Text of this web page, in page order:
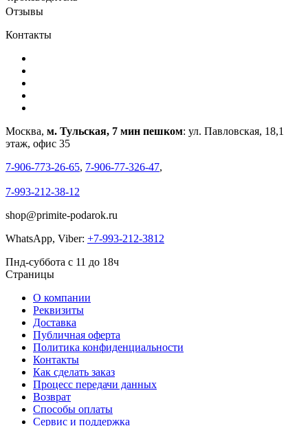
Отзывы
Контакты
Москва, м. Тульская, 7 мин пешком: ул. Павловская, 18,1
этаж, офис 35
7-906-773-26-65, 7-906-77-326-47,
7-993-212-38-12
shop@primite-podarok.ru
WhatsApp, Viber: +7-993-212-3812
Пнд-суббота с 11 до 18ч
Страницы
О компании
Реквизиты
Доставка
Публичная оферта
Политика конфиденциальности
Контакты
Как сделать заказ
Процесс передачи данных
Возврат
Способы оплаты
Сервис и поддержка